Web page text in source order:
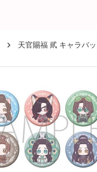
天官賜福 貮 キャラバ